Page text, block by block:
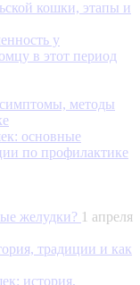
у
в этот период
основные
по профилактике
желудки? 1 апреля
история,